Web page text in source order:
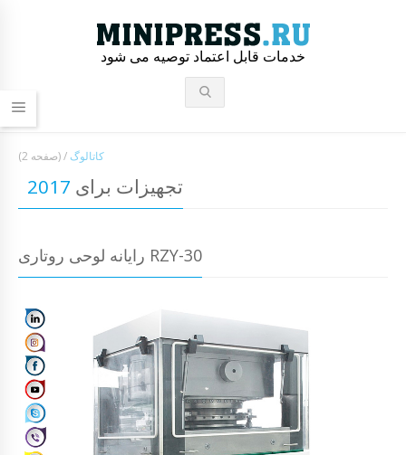
خدمات قابل اعتماد توصیه می شود
کاتالوگ /(صفحه 2)
تجهیزات برای 2017
رایانه لوحی روتاری RZY-30